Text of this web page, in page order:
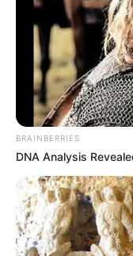
BRAINBERRIES
DNA Analysis